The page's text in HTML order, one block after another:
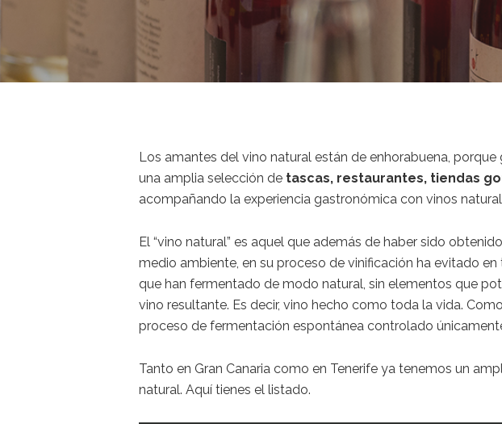
Los amantes del vino natural están de enhorabuena,
una amplia selección de tascas, restaurantes, tiendas
acompañando la experiencia gastronómica con vinos
El “vino natural” es aquel que además de haber sido
medio ambiente, en su proceso de vinificación ha evitado
que han fermentado de modo natural, sin elementos que
vino resultante. Es decir, vino hecho como toda la vida.
proceso de fermentación espontánea controlado
Tanto en Gran Canaria como en Tenerife ya tenemos un
natural. Aquí tienes el listado.